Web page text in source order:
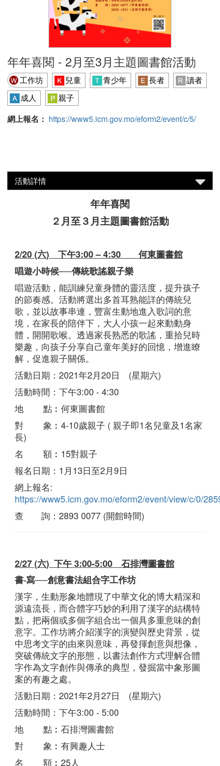
年年喜閱 - 2月至3月主題圖書館活動
工作坊 兒童 青少年 長者
讀者
成人
親子
網上報名： https://www5.icm.gov.mo/eform2/event/c/5/
活動詳情
年年喜閱
２月至３月主題圖書館活動
2/20 (六) 下午3:00 – 4:30 何東圖書館
唱遊小時候──傳統歌謠親子樂
唱遊活動，能訓練兒童身體的靈活度，提升孩子
的節奏感。活動將選出多首耳熟能詳的傳統兒
歌，並以故事串連，豐富生動地進入歌詞的意
境，在家長的陪伴下，大人小孩一起來動動身
體，開開歌喉。透過家長熟悉的歌謠，重拾兒時
樂趣，向孩子分享自己童年美好的回憶，增進瞭
解，促進親子關係。
活動日期：2021年2月20日 (星期六)
活動時間：下午3:00 - 4:30
地 點︰何東圖書館
對 象︰4-10歲親子 ( 親子即1名兒童及1名家
長)
名 額︰15對親子
報名日期：1月13日至2月9日
網上報名:
https://www5.icm.gov.mo/eform2/event/view/c/0/
查 詢：2893 0077 (開館時間)
2/27 (六) 下午 3:00-5:00 石排灣圖書館
書‧寫──創意書法組合字工作坊
漢字，生動形象地體現了中華文化的博大精深和
源遠流長，而合體字巧妙的利用了漢字的結構特
點，把兩個或多個字組合出一個具多重意味的創
意字。工作坊將介紹漢字的演變與歷史背景，從
中思考文字的由來與意味，再發揮創意與想像，
突破傳統文字的形態，以書法創作方式理解合體
字作為文字創作與傳承的典型，發掘當中象形圖
案的有趣之處。
活動日期：2021年2月27日 (星期六)
活動時間：下午3:00 - 5:00
地 點︰石排灣圖書館
對 象︰有興趣人士
名 額︰25人